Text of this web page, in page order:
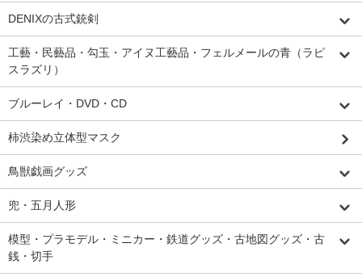
DENIXの古式銃剣
工藝・民藝品・勾玉・アイヌ工藝品・フェルメールの青（ラピ
スラズリ）
ブルーレイ・DVD・CD
柿渋染め立体型マスク
鳥獣戯画グッズ
兜・五月人形
模型・プラモデル・ミニカー・鉄道グッズ・古地図グッズ・古
銭・切手